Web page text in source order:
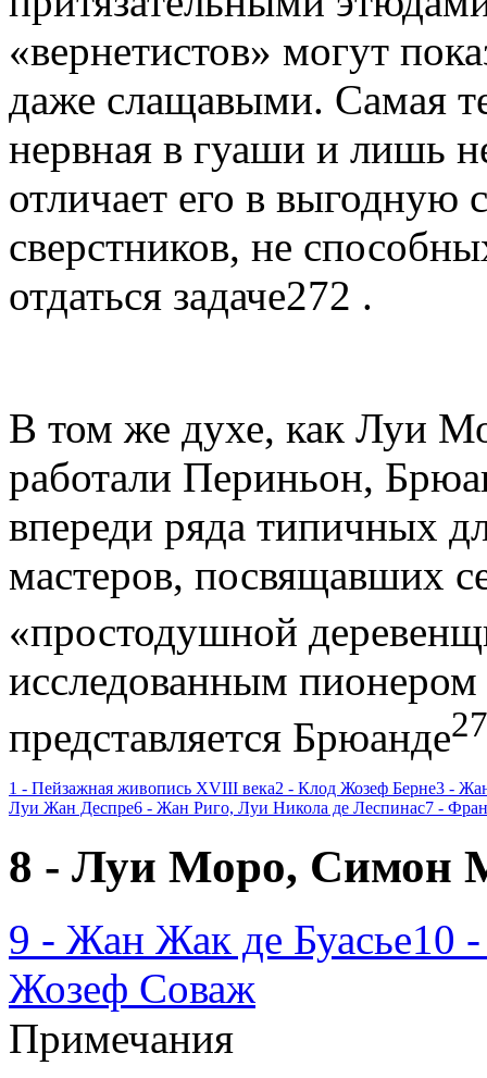
«вернетистов» могут
даже слащавыми. Самая
нервная в гуаши и лишь
отличает его в выгодную
сверстников, не
отдаться задаче272 .
В том же духе, как Луи
работали Периньон,
впереди ряда типич­ных
мастеров, посвящавших
«простодушной
исследованным пионером
представляется Брюан­де
1 - Пейзажная живопись XVIII века2 - Клод Жозеф Берне3 -
Луи Жан Деспре6 - Жан Риго, Луи Никола де Леспинас7 -
8 - Луи Моро, Симон
9 - Жан Жак де Буасье10
Жозеф Соваж
Примечания